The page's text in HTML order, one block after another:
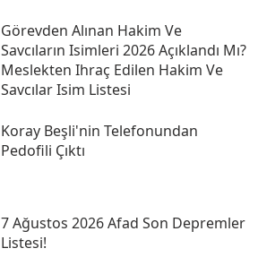
Görevden Alınan Hakim Ve
Savcıların Isimleri 2026 Açıklandı Mı?
Meslekten Ihraç Edilen Hakim Ve
Savcılar Isim Listesi
Koray Beşli'nin Telefonundan
Pedofili Çıktı
7 Ağustos 2026 Afad Son Depremler
Listesi!